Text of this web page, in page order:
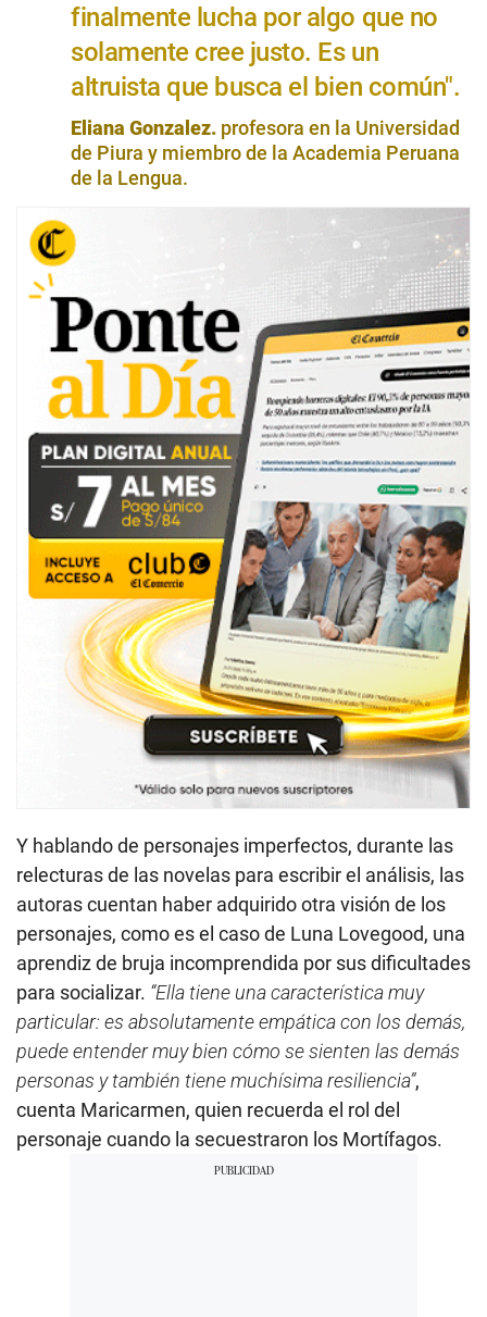
finalmente lucha por algo que no
solamente cree justo. Es un
altruista que busca el bien común".
Eliana Gonzalez. profesora en la Universidad
de Piura y miembro de la Academia Peruana
de la Lengua.
Y hablando de personajes imperfectos, durante las
relecturas de las novelas para escribir el análisis, las
autoras cuentan haber adquirido otra visión de los
personajes, como es el caso de Luna Lovegood, una
aprendiz de bruja incomprendida por sus dificultades
para socializar. “Ella tiene una característica muy
particular: es absolutamente empática con los demás,
puede entender muy bien cómo se sienten las demás
personas y también tiene muchísima resiliencia”,
cuenta Maricarmen, quien recuerda el rol del
personaje cuando la secuestraron los Mortífagos.